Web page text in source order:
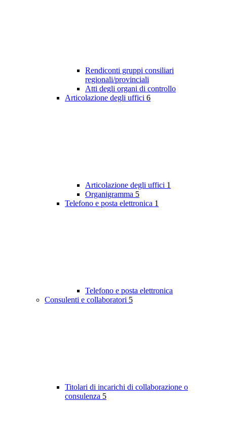
Rendiconti gruppi consiliari
regionali/provinciali
Atti degli organi di controllo
Articolazione degli uffici 6
Articolazione degli uffici 1
Organigramma 5
Telefono e posta elettronica 1
Telefono e posta elettronica
Consulenti e collaboratori 5
Titolari di incarichi di collaborazione o
consulenza 5